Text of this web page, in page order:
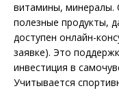
витамины, минералы.
полезные продукты,
доступен онлайн-
заявке). Это
инвестиция в
Учитывается